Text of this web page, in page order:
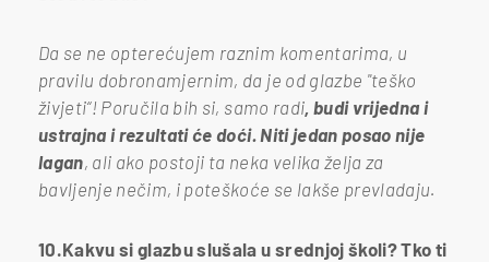
Da se ne opterećujem raznim komentarima, u
pravilu dobronamjernim, da je od glazbe "teško
živjeti“! Poručila bih si, samo radi, budi vrijedna i
ustrajna i rezultati će doći. Niti jedan posao nije
lagan, ali ako postoji ta neka velika želja za
bavljenje nečim, i poteškoće se lakše prevladaju.
10.Kakvu si glazbu slušala u srednjoj školi? Tko ti